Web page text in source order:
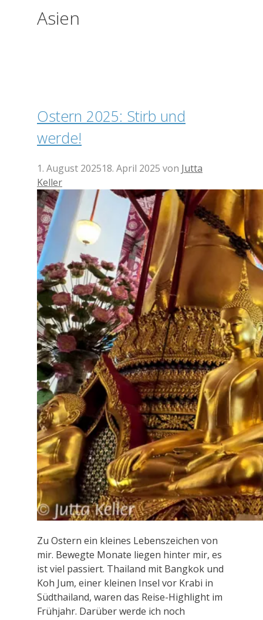
Asien
Ostern 2025: Stirb und
werde!
1. August 202518. April 2025 von Jutta
Keller
Zu Ostern ein kleines Lebenszeichen von
mir. Bewegte Monate liegen hinter mir, es
ist viel passiert. Thailand mit Bangkok und
Koh Jum, einer kleinen Insel vor Krabi in
Südthailand, waren das Reise-Highlight im
Frühjahr. Darüber werde ich noch